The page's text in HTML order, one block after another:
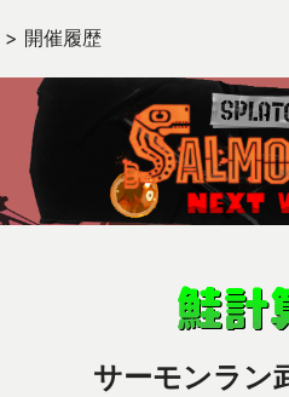
> 開催履歴
サーモンラン